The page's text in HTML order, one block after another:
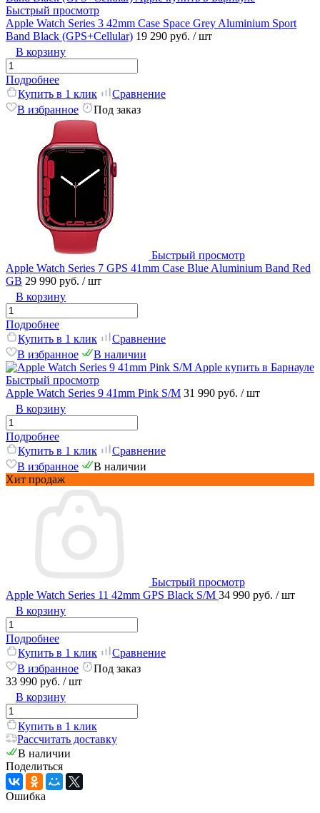
Быстрый просмотр
Apple Watch Series 3 42mm Case Space Grey Aluminium Sport
Band Black (GPS+Cellular) 19 290 руб. / шт
В корзину
Подробнее
Купить в 1 клик
Сравнение
В избранное
Под заказ
Быстрый просмотр
Apple Watch Series 7 GPS 41mm Case Blue Aluminium Band Red
GB 29 990 руб. / шт
В корзину
Подробнее
Купить в 1 клик
Сравнение
В избранное
В наличии
Быстрый просмотр
Apple Watch Series 9 41mm Pink S/M 31 990 руб. / шт
В корзину
Подробнее
Купить в 1 клик
Сравнение
В избранное
В наличии
Хит продаж
Быстрый просмотр
Apple Watch Series 11 42mm GPS Black S/M 34 990 руб. / шт
В корзину
Подробнее
Купить в 1 клик
Сравнение
В избранное
Под заказ
33 990 руб. / шт
В корзину
Купить в 1 клик
Рассчитать доставку
В наличии
Поделиться
Ошибка